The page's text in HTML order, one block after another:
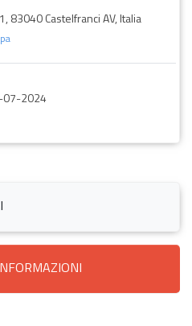
83040 Castelfranci AV, Italia
07-2024